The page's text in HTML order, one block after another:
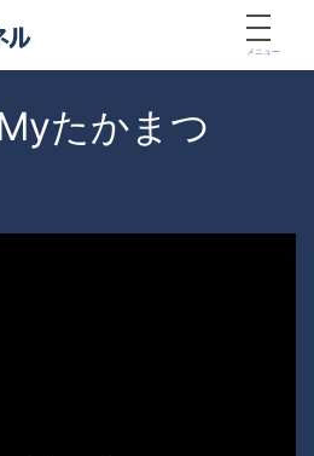
メニュー
たかまつ